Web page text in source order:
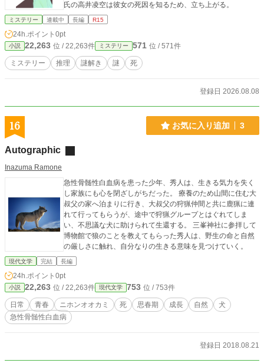
氏の高井凌空は彼女の死因を知るため、立ち上がる。
ミステリー 連載中 長編 R15
24h.ポイント 0pt
小説 22,263 位 / 22,263件 ミステリー 571 位 / 571件
ミステリー 推理 謎解き 謎 死
登録日 2026.08.08
16 お気に入り追加 3
Autographic
Inazuma Ramone
急性骨髄性白血病を患った少年、秀人は、生きる気力を失く
し家族にも心を閉ざしがちだった。 療養のため山間に住む大
叔父の家へ泊まりに行き、大叔父の狩猟仲間と共に鹿猟に連
れて行ってもらうが、途中で狩猟グループとはぐれてしま
い、不思議な犬に助けられて生還する。 三峯神社に参拝して
博物館で狼のことを教えてもらった秀人は、野生の命と自然
の厳しさに触れ、自分なりの生きる意味を見つけていく。
現代文学 完結 長編
24h.ポイント 0pt
小説 22,263 位 / 22,263件 現代文学 753 位 / 753件
日常 青春 ニホンオオカミ 死 思春期 成長 自然
犬
急性骨髄性白血病
登録日 2018.08.21